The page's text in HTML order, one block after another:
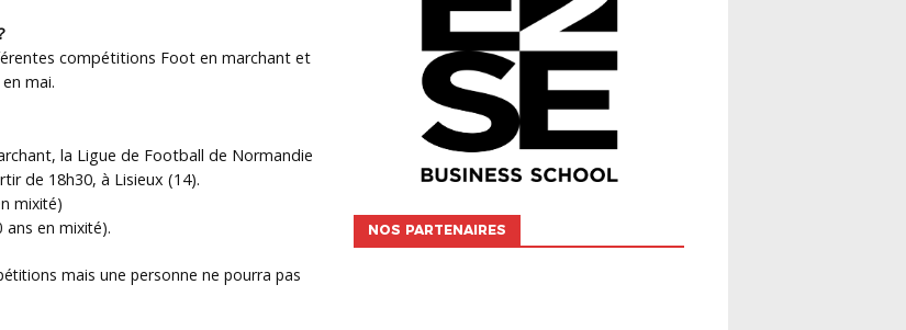
compétitions Foot en marchant et
mai.
la Ligue de Football de Normandie
de 18h30, à Lisieux (14).
mixité)
ans en mixité).
NOS PARTENAIRES